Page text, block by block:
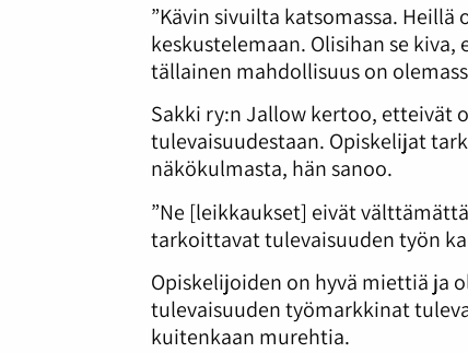
”Kävin sivuilta katsomassa.
keskustelemaan. Olisihan se
tällainen mahdollisuus on
Sakki ry:n Jallow kertoo, etteivät
tulevaisuudestaan. Opiskelijat
näkökulmasta, hän sanoo.
”Ne [leikkaukset] eivät
tarkoittavat tulevaisuuden työn
Opiskelijoiden on hyvä miettiä ja
tulevaisuuden työmarkkinat
kuitenkaan murehtia.